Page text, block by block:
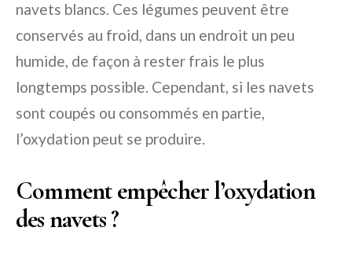
navets blancs. Ces légumes peuvent être
conservés au froid, dans un endroit un peu
humide, de façon à rester frais le plus
longtemps possible. Cependant, si les navets
sont coupés ou consommés en partie,
l’oxydation peut se produire.
Comment empêcher l’oxydation
des navets ?